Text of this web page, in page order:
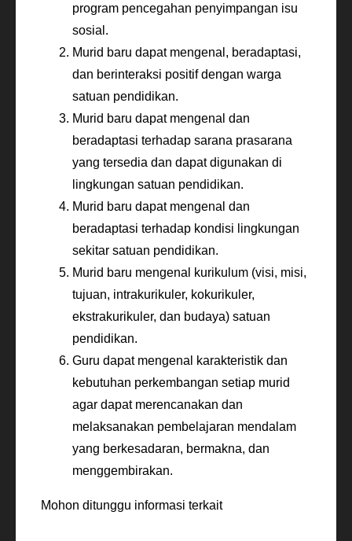
program pencegahan penyimpangan isu
sosial.
Murid baru dapat mengenal, beradaptasi,
dan berinteraksi positif dengan warga
satuan pendidikan.
Murid baru dapat mengenal dan
beradaptasi terhadap sarana prasarana
yang tersedia dan dapat digunakan di
lingkungan satuan pendidikan.
Murid baru dapat mengenal dan
beradaptasi terhadap kondisi lingkungan
sekitar satuan pendidikan.
Murid baru mengenal kurikulum (visi, misi,
tujuan, intrakurikuler, kokurikuler,
ekstrakurikuler, dan budaya) satuan
pendidikan.
Guru dapat mengenal karakteristik dan
kebutuhan perkembangan setiap murid
agar dapat merencanakan dan
melaksanakan pembelajaran mendalam
yang berkesadaran, bermakna, dan
menggembirakan.
Mohon ditunggu informasi terkait